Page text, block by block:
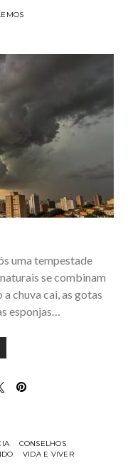
uma tempestade
se combinam
chuva cai, as gotas
esponjas…
CONSELHOS
VIDA E VIVER